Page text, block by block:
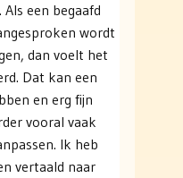
een begaafd
wordt
dan voelt het
Dat kan een
en erg fijn
vooral vaak
Ik heb
vertaald naar